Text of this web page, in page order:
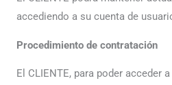
accediendo a su cuenta de
Procedimiento de contratación
El CLIENTE, para poder acceder